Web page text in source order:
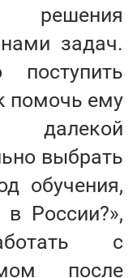
решения
задач.
помочь ему
далекой
выбрать
обучения,
России?»,
с
после